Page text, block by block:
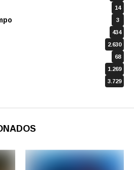
14
3
434
2.630
68
1.269
3.729